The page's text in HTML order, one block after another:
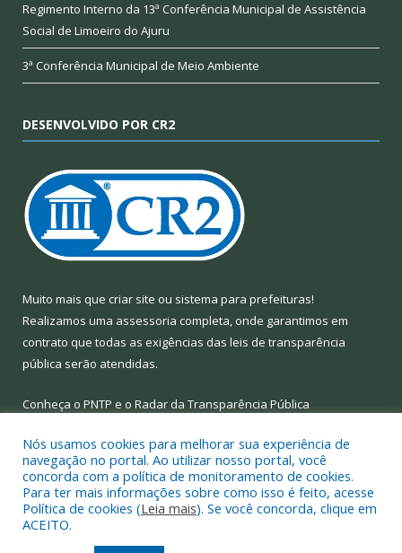
Regimento Interno da 13ª Conferência Municipal de Assistência
Social de Limoeiro do Ajuru
3ª Conferência Municipal de Meio Ambiente
DESENVOLVIDO POR CR2
Muito mais que criar site ou sistema para prefeituras!
Realizamos uma assessoria completa, onde garantimos em
contrato que todas as exigências das leis de transparência
pública serão atendidas.
Conheça o PNTP e o Radar da Transparência Pública
Todos os direitos reservados a Prefeitura Municipal de Limoeiro
do Ajuru.
Nós usamos cookies para melhorar sua experiência de
navegação no portal. Ao utilizar nosso portal, você
concorda com a política de monitoramento de cookies.
Para ter mais informações sobre como isso é feito, acesse
Política de cookies (Leia mais). Se você concorda, clique em
ACEITO.